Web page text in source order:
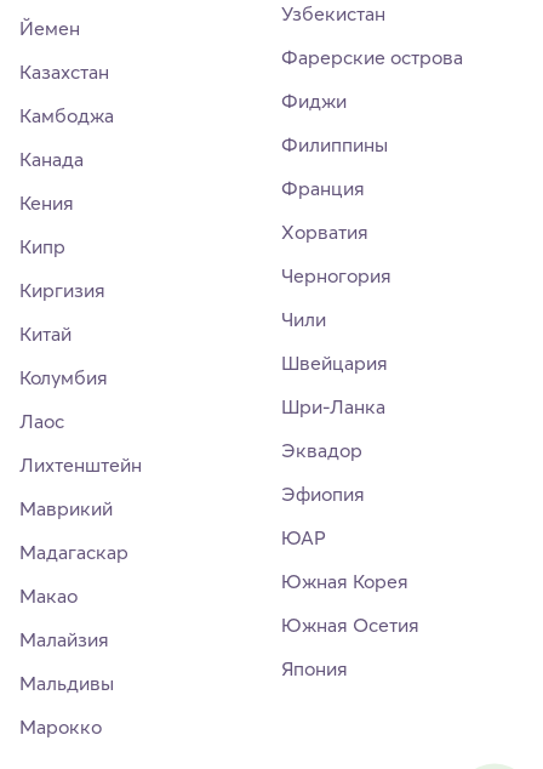
Йемен
Казахстан
Камбоджа
Канада
Кения
Кипр
Киргизия
Китай
Колумбия
Лаос
Лихтенштейн
Маврикий
Мадагаскар
Макао
Малайзия
Мальдивы
Марокко
Узбекистан
Фарерские острова
Фиджи
Филиппины
Франция
Хорватия
Черногория
Чили
Швейцария
Шри-Ланка
Эквадор
Эфиопия
ЮАР
Южная Корея
Южная Осетия
Япония